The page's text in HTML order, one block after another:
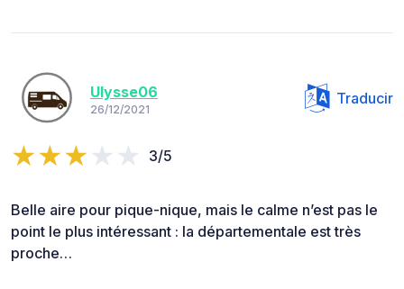
Ulysse06
26/12/2021
Traducir
3/5
Belle aire pour pique-nique, mais le calme n’est pas le
point le plus intéressant : la départementale est très
proche…